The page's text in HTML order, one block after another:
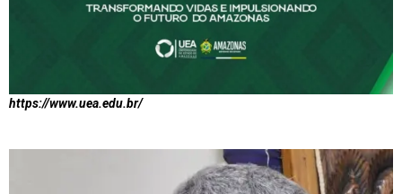
https://www.uea.edu.br/